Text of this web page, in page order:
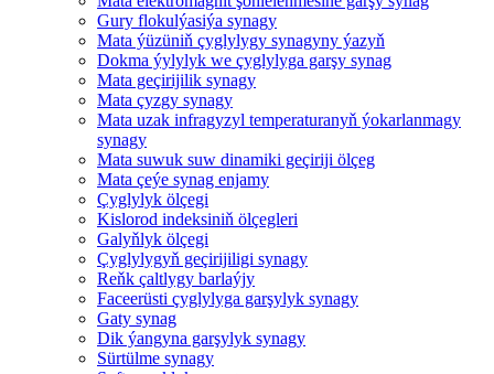
Gury flokulýasiýa synagy
Mata ýüzüniň çyglylygy synagyny ýazyň
Dokma ýylylyk we çyglylyga garşy synag
Mata geçirijilik synagy
Mata çyzgy synagy
Mata uzak infragyzyl temperaturanyň ýokarlanmagy
synagy
Mata suwuk suw dinamiki geçiriji ölçeg
Mata çeýe synag enjamy
Çyglylyk ölçegi
Kislorod indeksiniň ölçegleri
Galyňlyk ölçegi
Çyglylygyň geçirijiligi synagy
Reňk çaltlygy barlaýjy
Faceerüsti çyglylyga garşylyk synagy
Gaty synag
Dik ýangyna garşylyk synagy
Sürtülme synagy